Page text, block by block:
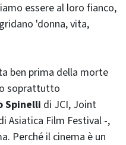
essere al loro fianco,
'donna, vita,
ben prima della morte
soprattutto
Spinelli di JCI, Joint
Asiatica Film Festival -,
Perché il cinema è un